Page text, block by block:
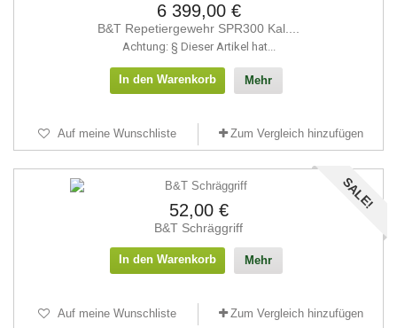
6 399,00 €
B&T Repetiergewehr SPR300 Kal....
Achtung: § Dieser Artikel hat...
In den Warenkorb Mehr
Auf meine Wunschliste Zum Vergleich hinzufügen
SALE!
52,00 €
B&T Schräggriff
In den Warenkorb Mehr
Auf meine Wunschliste Zum Vergleich hinzufügen